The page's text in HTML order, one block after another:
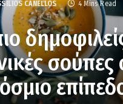
CANELLOS 4 Mins Read
σούπες